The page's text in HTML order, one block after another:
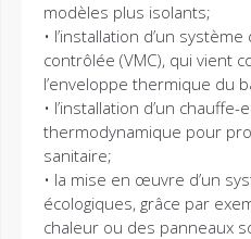
modèles plus isolants;
• l’installation d’un
contrôlée (VMC), qui vient
l’enveloppe thermique du
• l’installation d’un
thermodynamique pour
sanitaire;
• la mise en œuvre d’un
écologiques, grâce par
chaleur ou des panneaux